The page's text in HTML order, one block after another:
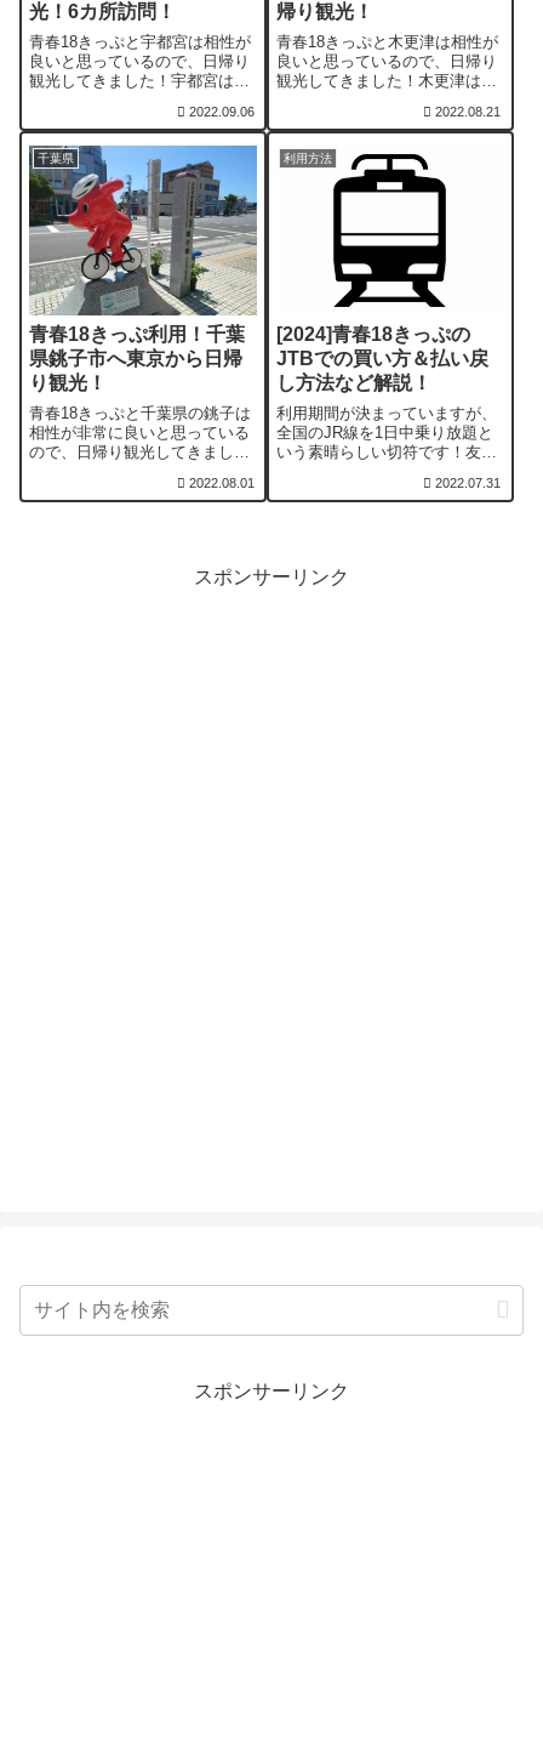
光！6カ所訪問！
青春18きっぷと宇都宮は相性が
良いと思っているので、日帰り
観光してきました！宇都宮は餃
ど素晴らしい観光地がたくさん
あります。移動にはレンタサイ
クルを利用しています。
2022.09.06
帰り観光！
青春18きっぷと木更津は相性が
良いと思っているので、日帰り
観光してきました！木更津は観
いかもしれません。しかし、素
敵なところなので参考にしてい
ただけると幸いです。
2022.08.21
千葉県
青春18きっぷ利用！千葉
県銚子市へ東京から日帰
り観光！
青春18きっぷと千葉県の銚子は
相性が非常に良いと思っている
ので、日帰り観光してきまし
光地なのでオススメです。電車
2022.08.01
利用方法
[2024]青春18きっぷの
JTBでの買い方＆払い戻
し方法など解説！
利用期間が決まっていますが、
全国のJR線を1日中乗り放題と
いう素晴らしい切符です！友達
旅などご利用方法は様々です。
2022.07.31
スポンサーリンク
スポンサーリンク